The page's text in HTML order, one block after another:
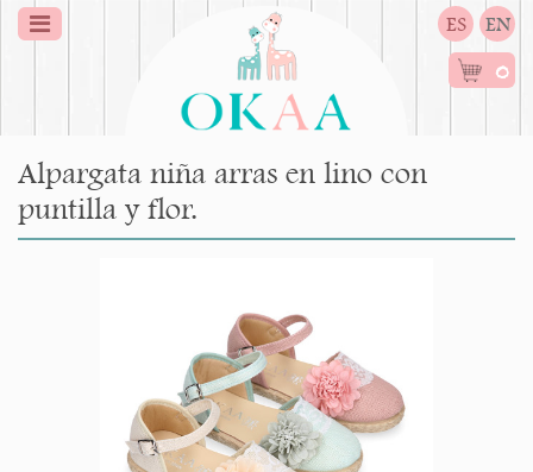
ES EN
0
Alpargata niña arras en lino con
puntilla y flor.